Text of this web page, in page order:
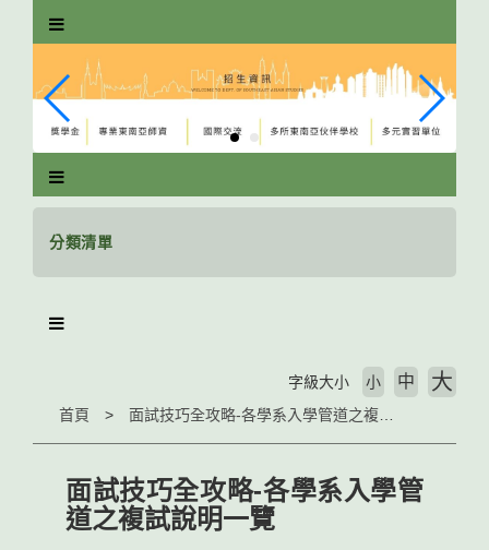
分類清單
首頁
字級大小 小 中 大
面試技巧全攻略-各學系入學管
道之複試說明一覽